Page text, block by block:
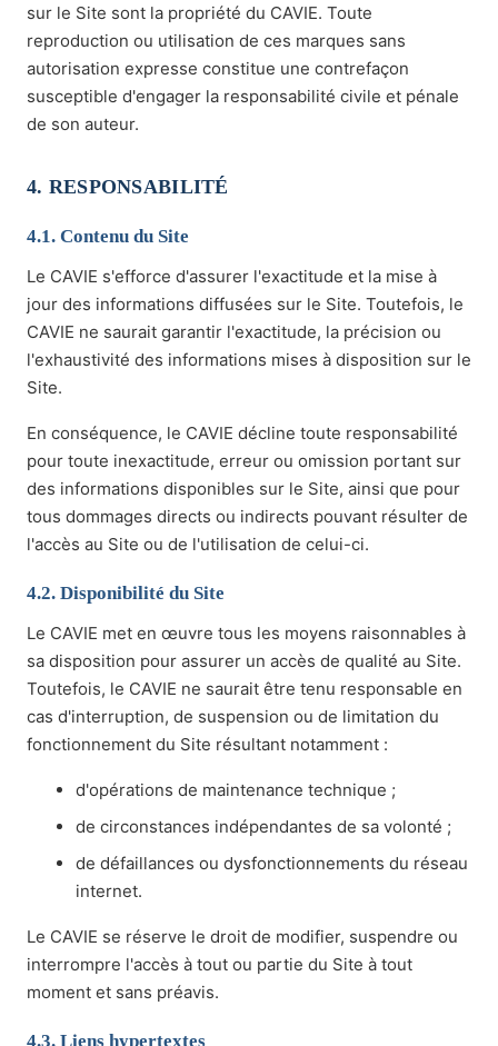
sur le Site sont la propriété du CAVIE. Toute
reproduction ou utilisation de ces marques sans
autorisation expresse constitue une contrefaçon
susceptible d'engager la responsabilité civile et pénale
de son auteur.
4. RESPONSABILITÉ
4.1. Contenu du Site
Le CAVIE s'efforce d'assurer l'exactitude et la mise à
jour des informations diffusées sur le Site. Toutefois, le
CAVIE ne saurait garantir l'exactitude, la précision ou
l'exhaustivité des informations mises à disposition sur le
Site.
En conséquence, le CAVIE décline toute responsabilité
pour toute inexactitude, erreur ou omission portant sur
des informations disponibles sur le Site, ainsi que pour
tous dommages directs ou indirects pouvant résulter de
l'accès au Site ou de l'utilisation de celui-ci.
4.2. Disponibilité du Site
Le CAVIE met en œuvre tous les moyens raisonnables à
sa disposition pour assurer un accès de qualité au Site.
Toutefois, le CAVIE ne saurait être tenu responsable en
cas d'interruption, de suspension ou de limitation du
fonctionnement du Site résultant notamment :
d'opérations de maintenance technique ;
de circonstances indépendantes de sa volonté ;
de défaillances ou dysfonctionnements du réseau
internet.
Le CAVIE se réserve le droit de modifier, suspendre ou
interrompre l'accès à tout ou partie du Site à tout
moment et sans préavis.
4.3. Liens hypertextes